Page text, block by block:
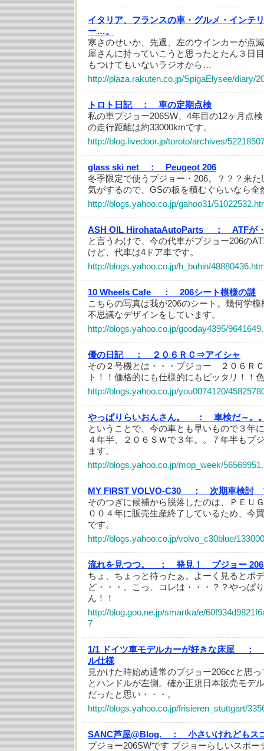
イタリア、フランスの車・グルメ・インテ
ー…。
寒さのせいか、先週、左のウインカーが点
屋さんに持っていこうと思ったとたん３日
もつけてもいないラジオから…
http://plaza.rakuten.co.jp/SpigaElysee/diary/
トロト日記 ：
車の定期点検
私の車プジョー206SW、4年目の12ヶ月点
の走行距離は約33000kmです。
http://blog.livedoor.jp/toroto/archives/
glass ski net ：
Peugeot 206
冬季限定で使うプジョー・206。？？？来
気がするので、GSの板を積むぐらいなら全
http://blogs.yahoo.co.jp/gahoo31/
ASH OIL HirohataAutoParts ：
ATFが
と言うわけで、今の代車がプジョー206の
けど、代車は4ドア車です。
http://blogs.yahoo.co.jp/h_buhin/
10 Wheels Cafe ：
206シート模様の謎
こちらの写真は我が206のシート。幾何学
不思議なデザインをしています。
http://blogs.yahoo.co.jp/gooday4395/
優の日記 ：
２０６ＲＣ⇒アイシャ
その２号機とは・・・プジョー ２０６Ｒ
ト！！価格的にも仕様的にもピッタリ！！
http://blogs.yahoo.co.jp/you0074120/
やっぱりらいおんさん。 ：
車検だ～。
ということで、今の車とも早いもので３年
４年半、２０６ＳＷで３年。。７年半もプ
ます。
http://blogs.yahoo.co.jp/mop_week/
MY FIRST VOLVO-C30 ：
次期車検討
そのつぎに候補から脱落したのは、ＰＥＵ
００４年に販売生産終了しているため、今
です。
http://blogs.yahoo.co.jp/volvo_c30blue/
流れを見つつ。 ：
発見！ プジョー
ちょ、ちょっと待ったぁ。よーく見るとボ
ど・・・。こっ、コレは・・・？？やっぱ
ん！！
http://blog.goo.ne.jp/smartka/e/
7
1/1 ドイツ車モデルカーが好きな床屋 ：
ル仕様
見かけた時始め通常のプジョー206ccと思
とハンドルが左側。確か正規日本販売モデ
だったと思い・・・。
http://blogs.yahoo.co.jp/frisieren_stuttgart/
SANC芦屋@Blog. ：
小さいけれどもス
プジョー206SWです プジョーらしいスポー